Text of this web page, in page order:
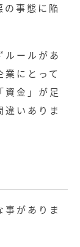
事態に陥
ルールがあ
業にとって
資金」が足
違いありま
がありま